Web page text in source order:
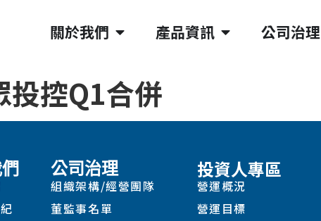
關於我們 產品資訊 公司治理
投控Q1合併
公司治理
組織架構/經營團隊
董監事名單
投資人專區
營運概況
營運目標